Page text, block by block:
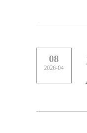
08
2026-04